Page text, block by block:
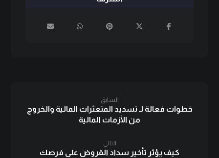
السابق
خطوات فعالة لـ تسديد المتعثرات المالية والخروج
من الأزمات المالية
التالى
كيف يؤثر تأخير سداد القروض على فرصك